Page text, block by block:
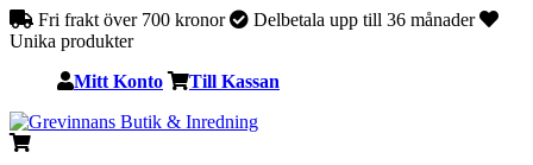
Fri frakt över 700 kronor
Delbetala upp till 36 månader
Unika produkter
Mitt Konto Till Kassan